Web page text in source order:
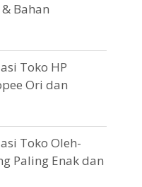
Bahan
Toko HP
Ori dan
Toko Oleh-
Paling Enak dan